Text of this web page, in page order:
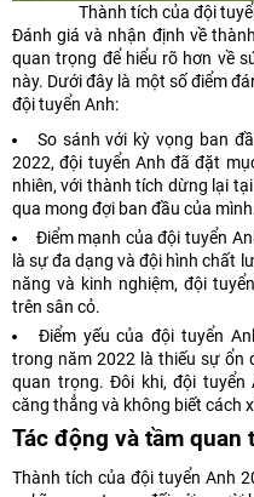
Thành tích của đội
Đánh giá và nhận định về
quan trọng để hiểu rõ hơn về
này. Dưới đây là một số điểm
đội tuyển Anh:
So sánh với kỳ vọng ban
2022, đội tuyển Anh đã đặt
nhiên, với thành tích dừng lại
qua mong đợi ban đầu của
Điểm mạnh của đội tuyển
là sự đa dạng và đội hình chất
năng và kinh nghiệm, đội
trên sân cỏ.
Điểm yếu của đội tuyển
trong năm 2022 là thiếu sự ổn
quan trọng. Đôi khi, đội
căng thẳng và không biết cách
Tác động và tầm quan
Thành tích của đội tuyển Anh